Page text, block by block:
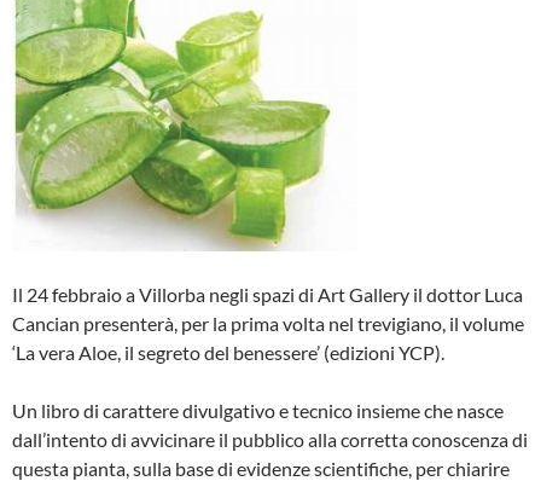
Il 24 febbraio a Villorba negli spazi di Art Gallery il dottor Luca
Cancian presenterà, per la prima volta nel trevigiano, il volume
‘La vera Aloe, il segreto del benessere’ (edizioni YCP).
Un libro di carattere divulgativo e tecnico insieme che nasce
dall’intento di avvicinare il pubblico alla corretta conoscenza di
questa pianta, sulla base di evidenze scientifiche, per chiarire